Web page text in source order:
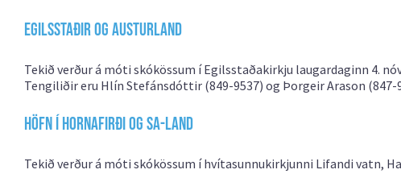
Egilsstaðir og Austurland
Tekið verður á móti skókössum í Egilsstaðakirkju laugardaginn 4.
Tengiliðir eru Hlín Stefánsdóttir (849-9537) og Þorgeir Arason (847-
Höfn í Hornafirði og SA-land
Tekið verður á móti skókössum í hvítasunnukirkjunni Lifandi vatn,